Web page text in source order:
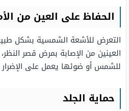
الحفاظ على العين من
التعرض للأشعة الشمسية بشكل
العينين من الإصابة بمرض قصر
للشمس أو ضوئها يعمل على الإضرار
حماية الجلد